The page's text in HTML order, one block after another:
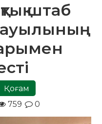
штаб
ауылының
Қоғам
759 0